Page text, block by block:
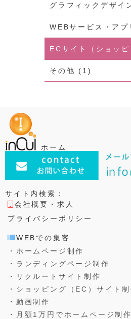
グラフィックデザイ
WEBサービス・ア
ECサイト（ショッ
その他 (1)
ホーム
サイト内検索：
会社概要・求人
プライバシーポリシー
WEBでの集客
・ホームページ制作
・ランディングページ制作
・リクルートサイト制作
・ショッピング（EC）サイト制
・動画制作
・月額1万円でホームページ制作